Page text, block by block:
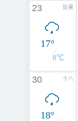
处暑
23
17°
8℃
十八
30
18°